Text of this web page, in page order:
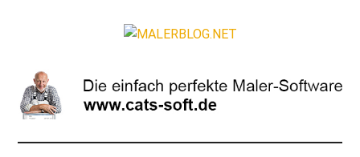
Magazin
für
Maler
und